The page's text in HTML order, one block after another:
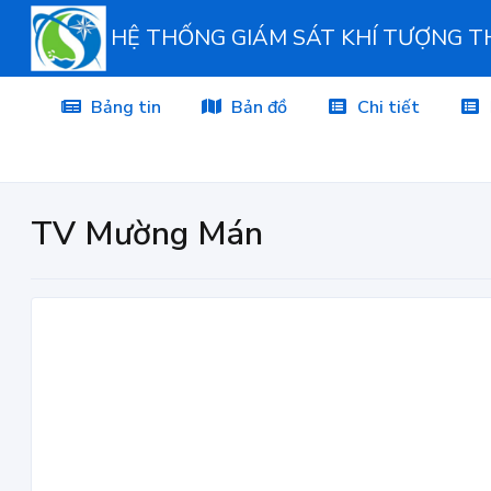
HỆ THỐNG GIÁM SÁT KHÍ TƯỢNG
Bảng tin Bản đồ Chi tiết
TV Mường Mán